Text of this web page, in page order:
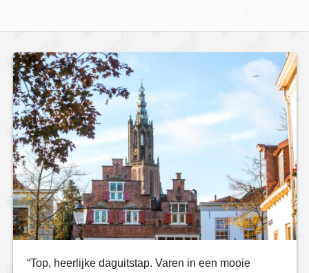
“Top, heerlijke daguitstap. Varen in een mooie